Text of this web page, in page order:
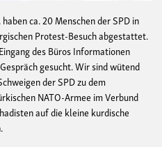
ca. 20 Menschen der SPD in
Protest-Besuch abgestattet.
des Büros Informationen
gesucht. Wir sind wütend
der SPD zu dem
NATO-Armee im Verbund
auf die kleine kurdische